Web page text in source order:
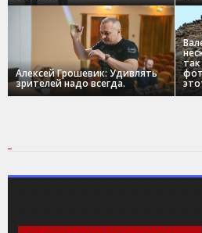
Алексей Грошевик: Удивлять
зрителей надо всегда.